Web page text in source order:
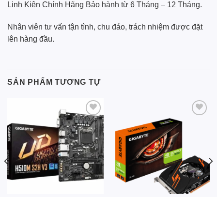
Linh Kiện Chính Hãng Bảo hành từ 6 Tháng – 12 Tháng.
Nhân viên tư vấn tận tình, chu đáo, trách nhiệm được đặt
lên hàng đầu.
SẢN PHẨM TƯƠNG TỰ
Add to
wishlist